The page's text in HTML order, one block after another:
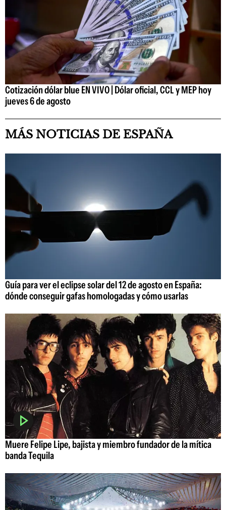
Cotización dólar blue EN VIVO | Dólar oficial, CCL y MEP hoy
jueves 6 de agosto
MÁS NOTICIAS DE ESPAÑA
Guía para ver el eclipse solar del 12 de agosto en España:
dónde conseguir gafas homologadas y cómo usarlas
Muere Felipe Lipe, bajista y miembro fundador de la mítica
banda Tequila